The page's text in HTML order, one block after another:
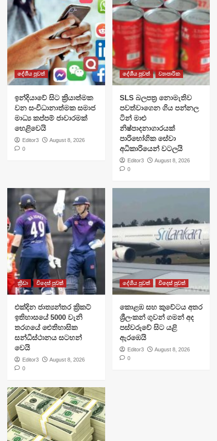
දේශීය පුවත්
​ඉන්දියාවේ සිට ක්‍රියාත්මක
වන සංවිධානාත්මක සමාජ
මාධ්‍ය කප්පම් ජාවාරමක්
හෙළිවෙයි
Editor3
August 8, 2026
0
දේශීය පුවත් ව්‍යාපාරික
SLS බලපත්‍ර නොමැතිව
පවත්වාගෙන ගිය පන්නල
ටින් මාළු
නිෂ්පාදනාගාරයක්
පාරිභෝගික සේවා
අධිකාරියෙන් වටලයි
Editor3
August 8, 2026
0
ක්‍රීඩා විදෙස් පුවත්
එක්දින ජාත්‍යන්තර ක්‍රිකට්
ඉතිහාසයේ 5000 වැනි
තරගයේ ඓතිහාසික
සන්ධිස්ථානය සටහන්
වෙයි
Editor3
August 8, 2026
0
දේශීය පුවත් විදෙස් පුවත්
​කොළඹ සහ කුවේටය අතර
ශ්‍රීලංකන් ගුවන් ගමන් අද
පස්වරුවේ සිට යළි
ඇරඹෙයි
Editor3
August 8, 2026
0